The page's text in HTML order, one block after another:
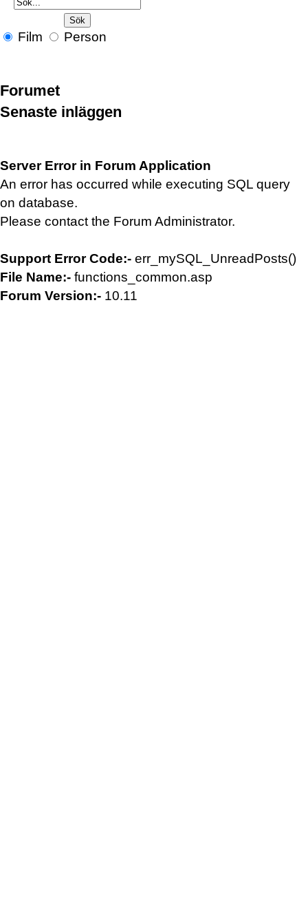
Film Person
Forumet
Senaste inläggen
Server Error in Forum Application
An error has occurred while executing SQL query
on database.
Please contact the Forum Administrator.
Support Error Code:- err_mySQL_UnreadPosts()
File Name:- functions_common.asp
Forum Version:- 10.11